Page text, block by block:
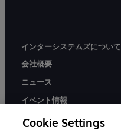
インターシステムズについて
会社概要
ニュース
イベント情報
採用情報
Cookie Settings